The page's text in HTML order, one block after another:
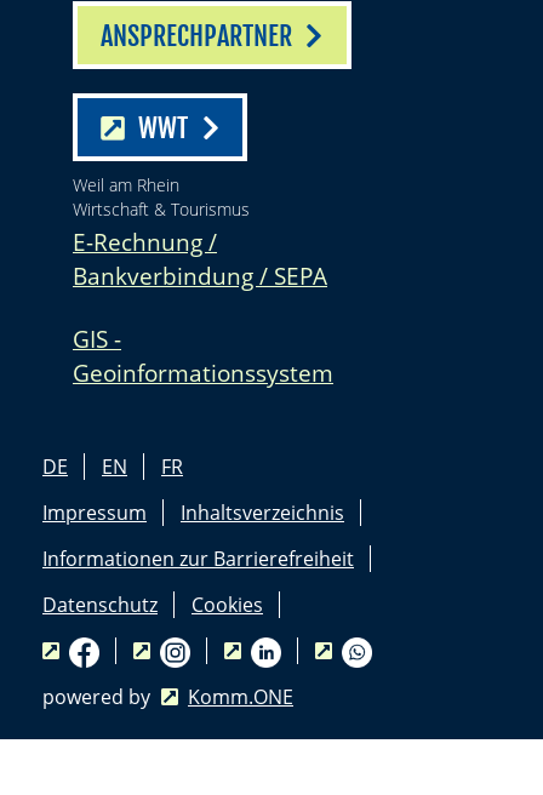
ANSPRECHPARTNER
WWT
Weil am Rhein
Wirtschaft & Tourismus
E-Rechnung /
Bankverbindung / SEPA
GIS -
Geoinformationssystem
DE EN
FR
Impressum
Inhaltsverzeichnis
Informationen zur Barrierefreiheit
Datenschutz
Cookies
powered by Komm.ONE